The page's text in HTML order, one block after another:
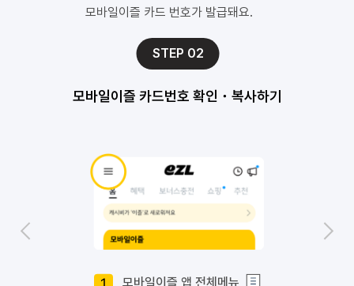
모바일이즐 카드 번호가 발급돼요.
STEP 02
모바일이즐 카드번호 확인・복사하기
모바일이즐 앱 전체메뉴